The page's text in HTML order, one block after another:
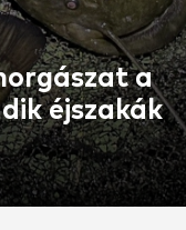
a
éjszakák